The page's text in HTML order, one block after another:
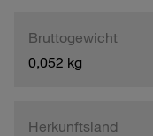
Bruttogewicht
0,052 kg
Herkunftsland